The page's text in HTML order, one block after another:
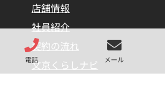
電話 メール
店舗情報
社員紹介
契約の流れ
文京くらしナビ